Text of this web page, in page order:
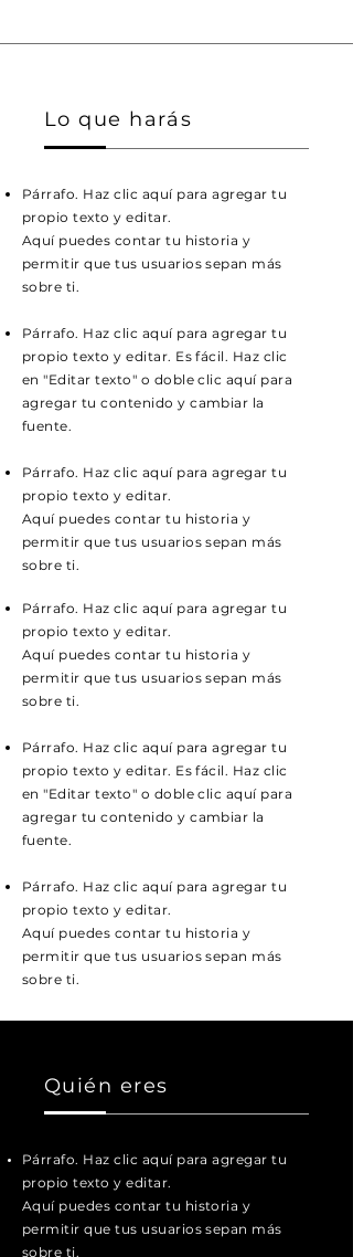
Lo que harás
Párrafo. Haz clic aquí para agregar tu
propio texto y editar.
Aquí puedes contar tu historia y
permitir que tus usuarios sepan más
sobre ti.
Párrafo. Haz clic aquí para agregar tu
propio texto y editar. Es fácil. Haz clic
en "Editar texto" o doble clic aquí para
agregar tu contenido y cambiar la
fuente.
Párrafo. Haz clic aquí para agregar tu
propio texto y editar.
Aquí puedes contar tu historia y
permitir que tus usuarios sepan más
sobre ti.
Párrafo. Haz clic aquí para agregar tu
propio texto y editar.
Aquí puedes contar tu historia y
permitir que tus usuarios sepan más
sobre ti.
Párrafo. Haz clic aquí para agregar tu
propio texto y editar. Es fácil. Haz clic
en "Editar texto" o doble clic aquí para
agregar tu contenido y cambiar la
fuente.
Párrafo. Haz clic aquí para agregar tu
propio texto y editar.
Aquí puedes contar tu historia y
permitir que tus usuarios sepan más
sobre ti.
Quién eres
Párrafo. Haz clic aquí para agregar tu
propio texto y editar.
Aquí puedes contar tu historia y
permitir que tus usuarios sepan más
sobre ti.